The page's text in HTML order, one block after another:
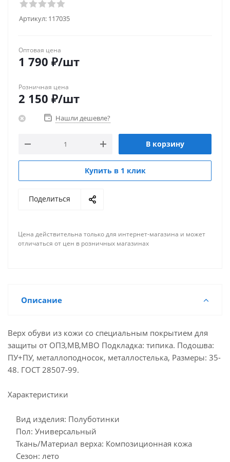
Артикул: 117035
Оптовая цена
1 790 ₽/шт
Розничная цена
2 150 ₽/шт
Нашли дешевле?
В корзину
Купить в 1 клик
Поделиться
Цена действительна только для интернет-магазина и может
отличаться от цен в розничных магазинах
Описание
Верх обуви из кожи со специальным покрытием для
защиты от ОПЗ,МВ,МВО Подкладка: типика. Подошва:
ПУ+ПУ, металлоподносок, металлостелька, Размеры: 35-
48. ГОСТ 28507-99.
Характеристики
Вид изделия: Полуботинки
Пол: Универсальный
Ткань/Материал верха: Композиционная кожа
Сезон: лето